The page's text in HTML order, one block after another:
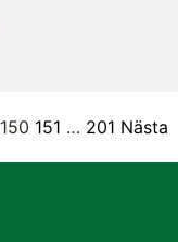
150 151 … 201 Nästa